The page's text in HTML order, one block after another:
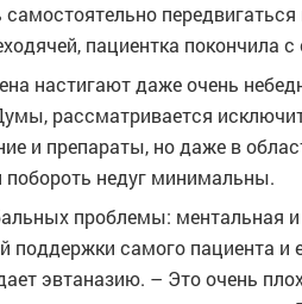
пациентка покончила с
настигают даже очень
рассматривается
и препараты, но даже в
недуг минимальны.
проблемы: ментальная
поддержки самого пациента и
эвтаназию. – Это очень